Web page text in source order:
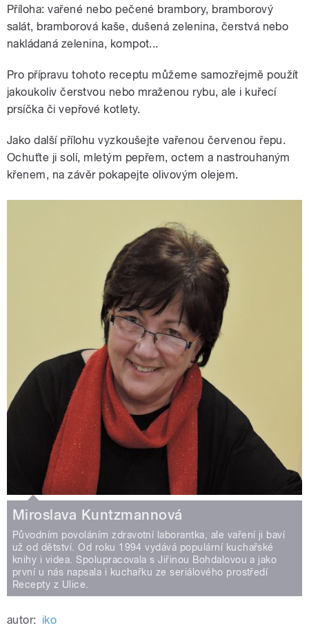
Příloha: vařené nebo pečené brambory, bramborový
salát, bramborová kaše, dušená zelenina, čerstvá nebo
nakládaná zelenina, kompot...
Pro přípravu tohoto receptu můžeme samozřejmě použít
jakoukoliv čerstvou nebo mraženou rybu, ale i kuřecí
prsíčka či vepřové kotlety.
Jako další přílohu vyzkoušejte vařenou červenou řepu.
Ochuťte ji solí, mletým pepřem, octem a nastrouhaným
křenem, na závěr pokapejte olivovým olejem.
Miroslava Kuntzmannová
Původním povoláním zdravotní laborantka, ale vaření ji baví
už od dětství. Od roku 1994 vydává populární kuchařské
knihy i videa. Spolupracovala s Jiřinou Bohdalovou a jako
první u nás napsala i kuchařku ze seriálového prostředí
Recepty z Ulice.
autor: iko